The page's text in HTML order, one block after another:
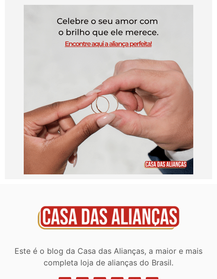
Este é o blog da Casa das Alianças, a maior e mais
completa loja de alianças do Brasil.